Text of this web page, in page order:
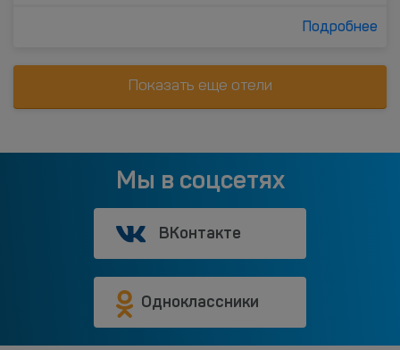
Подробнее
Показать еще отели
Мы в соцсетях
ВКонтакте
Одноклассники